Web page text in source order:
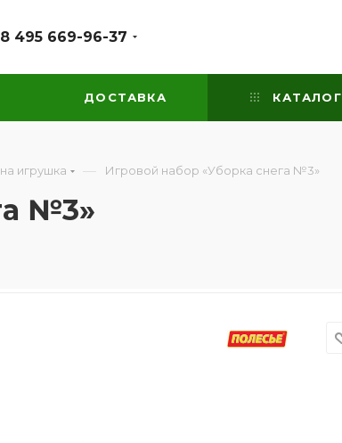
8 495 669-96-37
ДОСТАВКА КАТАЛОГ
игрушка — Игровой набор «Уборка снега №3»
№3»